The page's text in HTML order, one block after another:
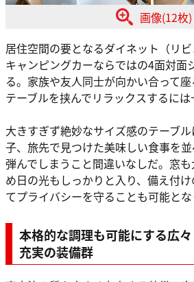
画像(12枚)
居住空間の要となるダイネット（リビ
キャンピングカーならではの4面対面
る。家族や友人同士が向かい合って
テーブルを挟んでリラックスするには
大きすぎず絶妙なサイズ感のテーブ
子、旅先で見つけた美味しい食事を
弾んでしまうこと間違いなしだ。窓
め日の光もしっかりと入り、備え付
てプライバシーを守ることも可能とな
本格的な調理も可能にする広
充実の装備群